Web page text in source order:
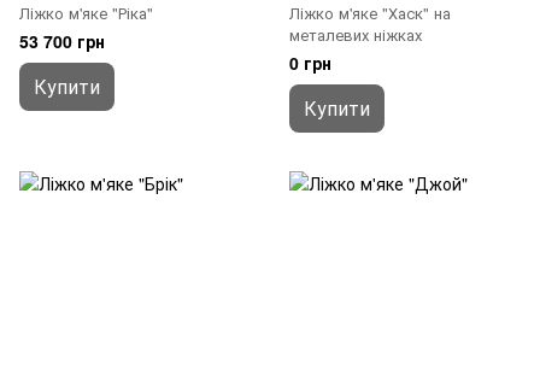
Ліжко м'яке "Ріка"
53 700 грн
Купити
Ліжко м'яке "Хаск" на
металевих ніжках
0 грн
Купити